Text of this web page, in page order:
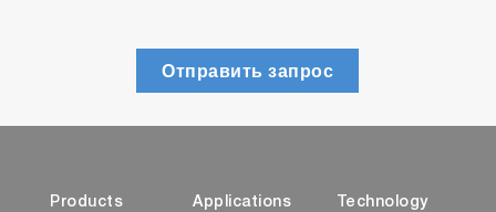
Отправить запрос
Products Applications Technology